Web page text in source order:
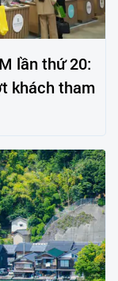
lần thứ 20:
khách tham